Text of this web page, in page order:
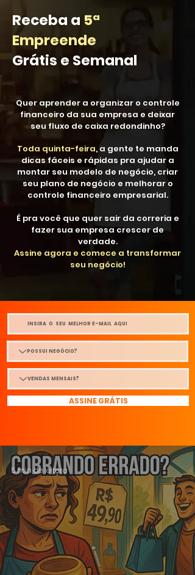
Receba a 5ª
Empreende
Grátis e Semanal
Quer aprender a organizar o controle
financeiro da sua empresa e deixar
seu fluxo de caixa redondinho?
Toda quinta-feira, a gente te manda
dicas fáceis e rápidas pra ajudar a
montar seu modelo de negócio, criar
seu plano de negócio e melhorar o
controle financeiro empresarial.
É pra você que quer sair da correria e
fazer sua empresa crescer de
verdade.
Assine agora e comece a transformar
seu negócio!
ASSINE GRÁTIS
5 min de leitura